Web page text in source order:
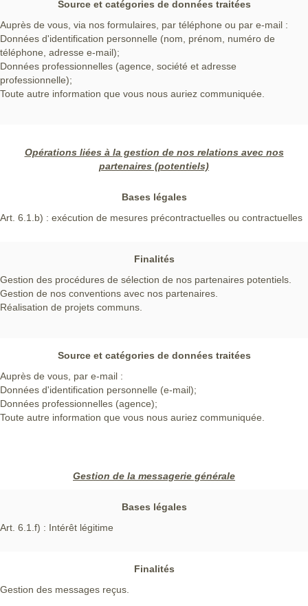
Source et catégories de données traitées
Auprès de vous, via nos formulaires, par téléphone ou par e-mail :
Données d'identification personnelle (nom, prénom, numéro de
téléphone, adresse e-mail);
Données professionnelles (agence, société et adresse
professionnelle);
Toute autre information que vous nous auriez communiquée.
Opérations liées à la gestion de nos relations avec nos
partenaires (potentiels)
Bases légales
Art. 6.1.b) : exécution de mesures précontractuelles ou contractuelles
Finalités
Gestion des procédures de sélection de nos partenaires potentiels.
Gestion de nos conventions avec nos partenaires.
Réalisation de projets communs.
Source et catégories de données traitées
Auprès de vous, par e-mail :
Données d'identification personnelle (e-mail);
Données professionnelles (agence);
Toute autre information que vous nous auriez communiquée.
Gestion de la messagerie générale
Bases légales
Art. 6.1.f) : Intérêt légitime
Finalités
Gestion des messages reçus.